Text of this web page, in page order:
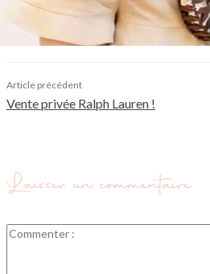
Article précédent
Vente privée Ralph Lauren !
Laisser un commentaire